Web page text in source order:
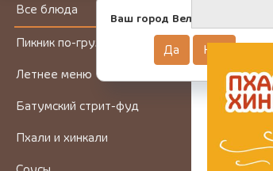
Ваш город Великий Новгород?
Да Нет
Все блюда
Пикник по-грузински
Летнее меню
Батумский стрит-фуд
Пхали и хинкали